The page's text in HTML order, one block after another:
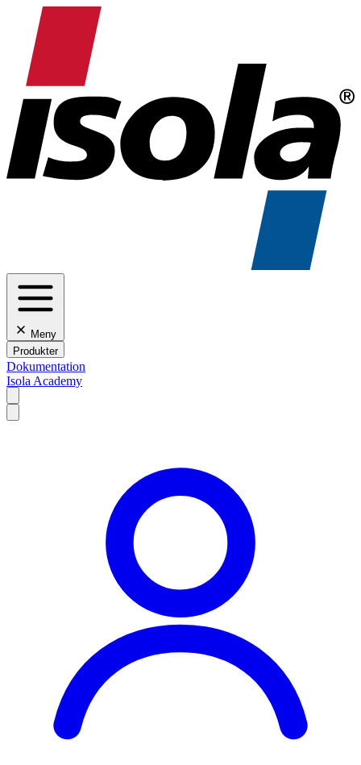
Meny
Produkter
Dokumentation
Isola Academy